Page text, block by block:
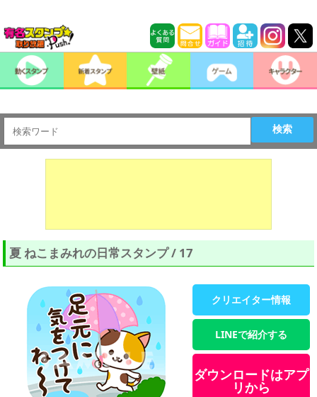
検索
夏 ねこまみれの日常スタンプ / 17
クリエイター情報
LINEで紹介する
ダウンロードはアプ
リから